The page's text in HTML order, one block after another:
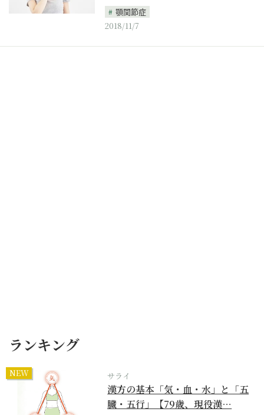
顎関節症
2018/11/7
ランキング
NEW サライ
漢方の基本「気・血・水」と「五
臓・五行」【79歳、現役漢…